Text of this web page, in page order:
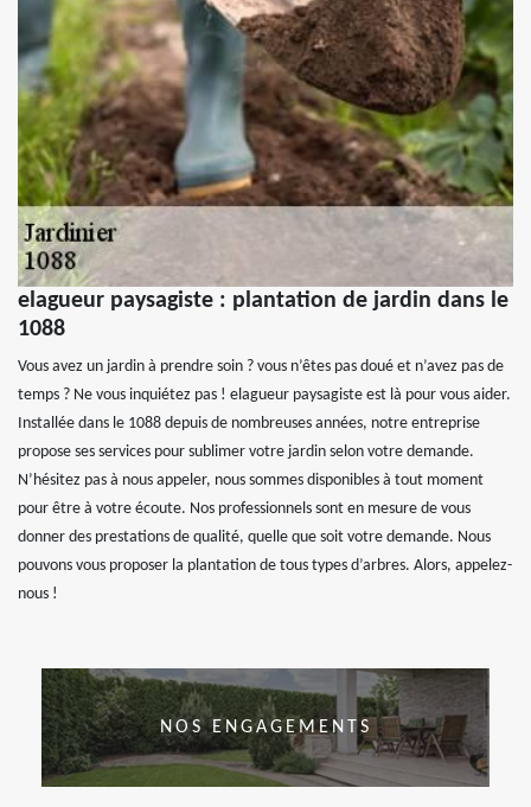
elagueur paysagiste : plantation de jardin dans le
1088
Vous avez un jardin à prendre soin ? vous n’êtes pas doué et n’avez pas de
temps ? Ne vous inquiétez pas ! elagueur paysagiste est là pour vous aider.
Installée dans le 1088 depuis de nombreuses années, notre entreprise
propose ses services pour sublimer votre jardin selon votre demande.
N’hésitez pas à nous appeler, nous sommes disponibles à tout moment
pour être à votre écoute. Nos professionnels sont en mesure de vous
donner des prestations de qualité, quelle que soit votre demande. Nous
pouvons vous proposer la plantation de tous types d’arbres. Alors, appelez-
nous !
NOS ENGAGEMENTS